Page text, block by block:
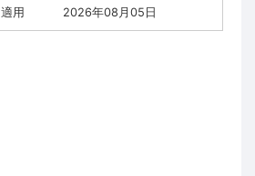
適用
2026年08月05日